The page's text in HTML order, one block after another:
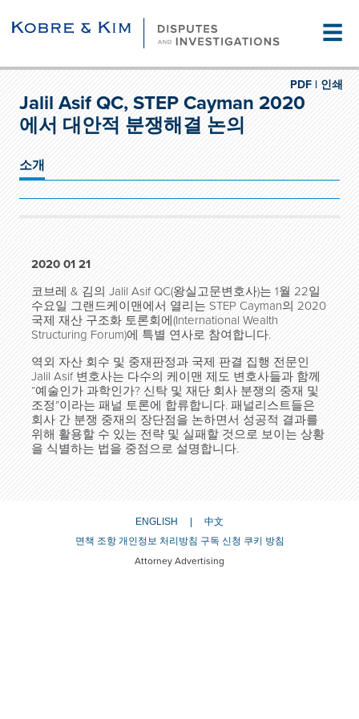
☰
인쇄
PDF |
Jalil Asif QC, STEP Cayman 2020
에서 대안적 분쟁해결 논의
소개
2020 01 21
코브레 & 김의 Jalil Asif QC(왕실고문변호사)는 1월 22일
수요일 그랜드케이맨에서 열리는 STEP Cayman의 2020
국제 재산 구조화 토론회에(International Wealth
Structuring Forum)에 특별 연사로 참여합니다.
역외 자산 회수 및 중재판정과 국제 판결 집행 전문인
Jalil Asif 변호사는 다수의 케이맨 제도 변호사들과 함께
“예술인가 과학인가? 신탁 및 재단 회사 분쟁의 중재 및
조정”이라는 패널 토론에 합류합니다. 패널리스트들은
회사 간 분쟁 중재의 장단점을 논하면서 성공적 결과를
위해 활용할 수 있는 전략 및 실패할 것으로 보이는 상황
을 식별하는 법을 중점으로 설명합니다.
ENGLISH
中文
면책 조항 개인정보 처리방침 구독 신청 쿠키 방침
Attorney Advertising